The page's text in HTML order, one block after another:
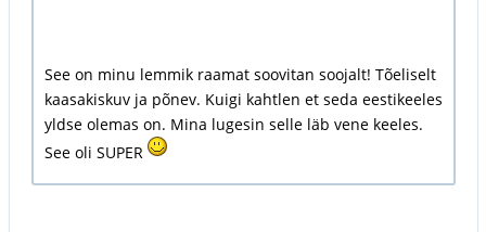
See on minu lemmik raamat soovitan soojalt! Tõeliselt
kaasakiskuv ja põnev. Kuigi kahtlen et seda eestikeeles
yldse olemas on. Mina lugesin selle läb vene keeles.
See oli SUPER